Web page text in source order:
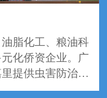
脂化工、粮油科
化侨资企业。广
提供虫害防治服
尽的服务方案，